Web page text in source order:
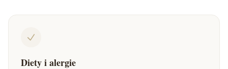
Diety i alergie